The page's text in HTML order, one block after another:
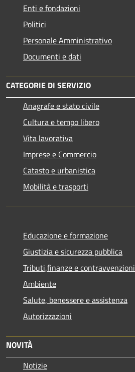
Enti e fondazioni
Politici
Personale Amministrativo
Documenti e dati
CATEGORIE DI SERVIZIO
Anagrafe e stato civile
Cultura e tempo libero
Vita lavorativa
Imprese e Commercio
Catasto e urbanistica
Mobilità e trasporti
Educazione e formazione
Giustizia e sicurezza pubblica
Tributi,finanze e contravvenzioni
Ambiente
Salute, benessere e assistenza
Autorizzazioni
NOVITÀ
Notizie